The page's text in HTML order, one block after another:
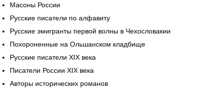
Масоны России
Русские писатели по алфавиту
Русские эмигранты первой волны в Чехословакии
Похороненные на Ольшанском кладбище
Русские писатели XIX века
Писатели России XIX века
Авторы исторических романов